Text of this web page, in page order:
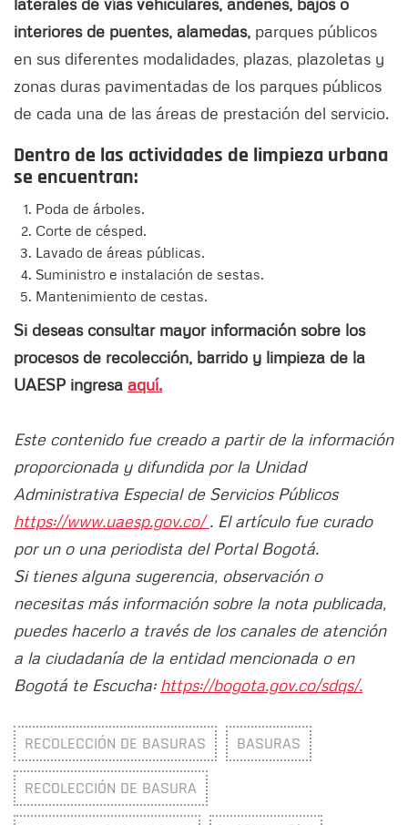
interiores de puentes, alamedas, parques públicos
en sus diferentes modalidades, plazas, plazoletas y
zonas duras pavimentadas de los parques públicos
de cada una de las áreas de prestación del servicio.
Dentro de las actividades de limpieza urbana
se encuentran:
Poda de árboles.
Corte de césped.
Lavado de áreas públicas.
Suministro e instalación de sestas.
Mantenimiento de cestas.
Si deseas consultar mayor información sobre los
procesos de recolección, barrido y limpieza de la
UAESP ingresa aquí.
Este contenido fue creado a partir de la información
proporcionada y difundida por la Unidad
Administrativa Especial de Servicios Públicos
https://www.uaesp.gov.co/. El artículo fue curado
por un o una periodista del Portal Bogotá.
Si tienes alguna sugerencia, observación o
necesitas más información sobre la nota publicada,
puedes hacerlo a través de los canales de atención
a la ciudadanía de la entidad mencionada o en
Bogotá te Escucha: https://bogota.gov.co/sdqs/.
RECOLECCIÓN DE BASURAS BASURAS
RECOLECCIÓN DE BASURA